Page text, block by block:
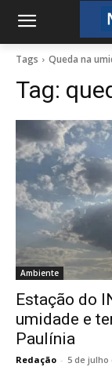
Tags Queda na
Tag:
Ambiente
Estação do
umidade e
Paulínia
Redação - 5 de julho